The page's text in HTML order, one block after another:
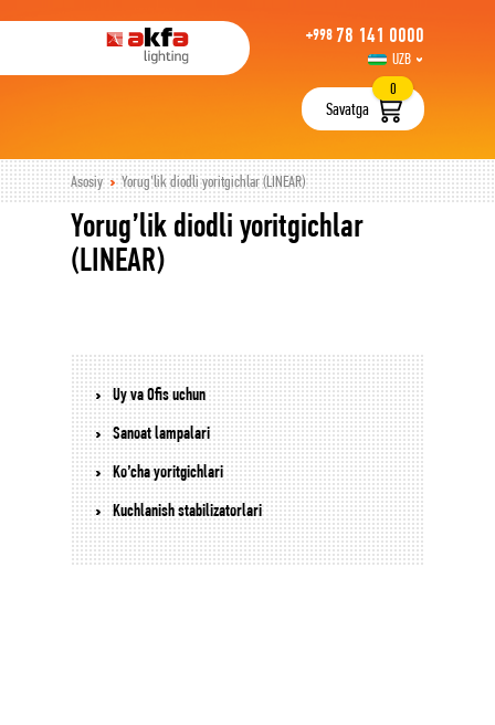
+998 78 141 0000
UZB
РУС
Savatga
0
Asosiy Yorug’lik diodli yoritgichlar (LINEAR)
Yorug’lik diodli yoritgichlar
(LINEAR)
Uy va Ofis uchun
Sanoat lampalari
Ko’cha yoritgichlari
Kuchlanish stabilizatorlari